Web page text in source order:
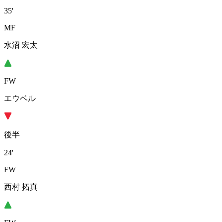
35'
MF
水沼 宏太
FW
エウベル
後半
24'
FW
西村 拓真